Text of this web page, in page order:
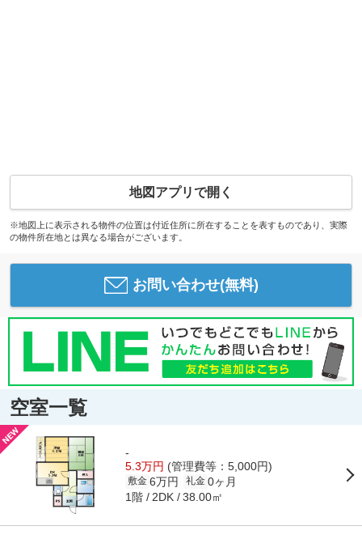
地図アプリで開く
※地図上に表示される物件の位置は付近住所に所在することを表すものであり、実際
の物件所在地とは異なる場合がございます。
お問い合わせ(無料)
空室一覧
-
5.3万円 (管理費等：5,000円)
敷金 6万円 礼金 0ヶ月
1階 2DK 38.00㎡